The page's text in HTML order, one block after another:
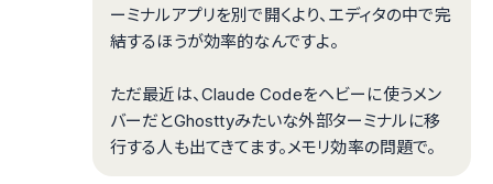
ーミナルアプリを別で開くより、エディタの中で完
結するほうが効率的なんですよ。
ただ最近は、Claude Codeをヘビーに使うメン
バーだとGhosttyみたいな外部ターミナルに移
行する人も出てきてます。メモリ効率の問題で。